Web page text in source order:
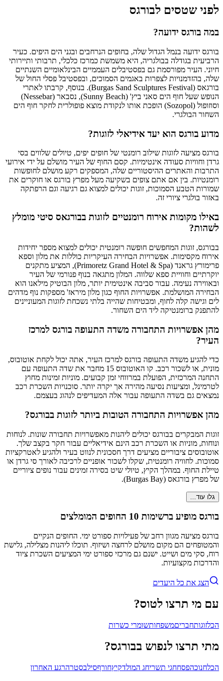
לפני שטסים לבורגס
במה בורגס ידועה?
בורגס ידועה בנמל הגדול שלה, בחופים הנרחבים ובגני הים היפים. כעיר
הרביעית בגודלה בבולגריה, היא משמשת כמרכז כלכלי, תרבותי ותיירותי
חיוני. העיר מפורסמת גם בפסטיבלים העממיים הבינלאומיים השנתיים
שלה, בהזדמנויות לצפרות באגמים הסמוכים, ובפסטיבל פסלי החול של
בורגאס (Burgas Sand Sculptures Festival). בנוסף, קרבתו לאתרי
הנופש שעל חוף הים סאני ביץ' (Sunny Beach), נסבאר (Nessebar)
וסוזופול (Sozopol) הופכת אותו לנקודת מוצא פופולרית לחקר חוף הים
השחור הבולגרי.
מדוע בורגס הוא יעד אידיאלי לזוגות?
בורגס מציעה לזוגות שילוב רומנטי של חופים יפים, טיולים שלווים בסי
גרדן וחוויות סעודה אינטימיות. קסם החוף של העיר מושלם על ידי אירועי
התרבות והאתרים ההיסטוריים שלה, המספקים רקע מושלם לחופשות
רומנטיות. בין אם אתם צופים בשקיעה מעל מפרץ בורגס או חוקרים את
שמורות הטבע הסמוכות, זוגות יכולים למצוא גם רגיעה וגם הרפתקה
באזור בולגרי ציורי זה.
באילו מקומות אירוח רומנטיים לזוגות בבורגאס סיטי מומלץ
לשהות?
בבורגס, זוגות המחפשים חופשה רומנטית יכולים למצוא מספר יחידות
אירוח מקסימות. אפשרויות הבחירה העיקריות כוללות את מלון וספא
פרימורץ גראנד (Primoretz Grand Hotel & Spa), המציע מתקנים
יוקרתיים וחוויית ספא שלווה. המלון מתגאה בנוף פנורמי של העיר
ובאווירה נעימה. עבור סביבה אינטימית יותר, מלון הבוטיק מילאנו הוא
הבחירה המושלמת. אפשרויות החוף כגון מלון מיראז' מספקות נוף מדהים
לים וגישה קלה לחוף, ומבטיחות שהייה בלתי נשכחת לזוגות המעוניינים
להתפנק ברומנטיקה ליד הים השחור.
מהן אפשרויות התחבורה משדה התעופה בורגס למרכז
העיר?
כדי להגיע משדה התעופה בורגס למרכז העיר, אתה יכול לקחת אוטובוס,
מונית, או לשכור רכב. קו האוטובוס 15 מחבר את שדה התעופה עם
התחנה המרכזית, הפועלת במרווחי זמן קבועים. מוניות זמינות מחוץ
לטרמינל, ומציעות נסיעה מהירה אך יקרה יותר. סוכנויות השכרת רכב
נמצאים גם בשדה התעופה עבור אלה המעדיפים לנהוג בעצמם.
מהן אפשרויות התחבורה הטובות ביותר לזוגות בבורגס?
זוגות המבקרים בבורגס יכולים ליהנות מאפשרויות תחבורה שונות. לנוחות
ונוחות, מוניות או השכרת רכב הינם אידיאליים עבור חקר בקצב שלך.
אוטובוסים ציבוריים מציעים דרך חסכונית לנווט בעיר ולהגיע לאטרקציות
סמוכות. לחוויה רומנטית, שקלו לשכור אופניים לרכיבה לאורך סי גרדן או
טיילת החוף. במהלך הקיץ, טיולי שיט בסירה זמינים עבור נופים ציוריים
של מפרץ בורגאס (Burgas Bay).
גלו עוד...
בורגס מופיע ברשימות 10 החופים המומלצים
בורגס מציעה מגוון רחב של פעילויות ספורט ימי. החופים הנקיים
והמטופחים הם מקום מושלם לרחצה ושיזוף. תוכלו ליהנות מצלילה, גלישת
רוח, סקי מים ושייט. ישנם גם מרכזי ספורט ימי המציעים השכרת ציוד
והדרכות מקצועיות.
הצג את כל היעדים
עם מי תרצו לטוס?
הכלזוגותחבריםמשפחותשומרי כשרות
מתי תרצו לנפוש בבורגס?
הכלחנוכהפסחחגי תשריחג המולדקיץחורףסילבסטרהרגע האחרון